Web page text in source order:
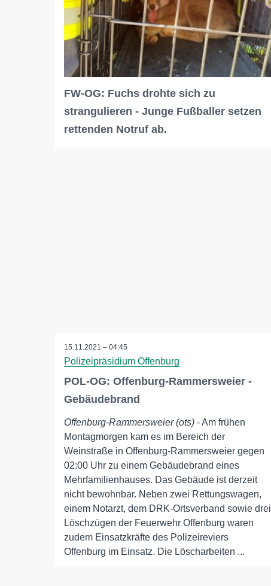
FW-OG: Fuchs drohte sich zu
strangulieren - Junge Fußballer setzen
rettenden Notruf ab.
15.11.2021 – 04:45
Polizeipräsidium Offenburg
POL-OG: Offenburg-Rammersweier -
Gebäudebrand
Offenburg-Rammersweier (ots) - Am frühen
Montagmorgen kam es im Bereich der
Weinstraße in Offenburg-Rammersweier gegen
02:00 Uhr zu einem Gebäudebrand eines
Mehrfamilienhauses. Das Gebäude ist derzeit
nicht bewohnbar. Neben zwei Rettungswagen,
einem Notarzt, dem DRK-Ortsverband sowie drei
Löschzügen der Feuerwehr Offenburg waren
zudem Einsatzkräfte des Polizeireviers
Offenburg im Einsatz. Die Löscharbeiten ...